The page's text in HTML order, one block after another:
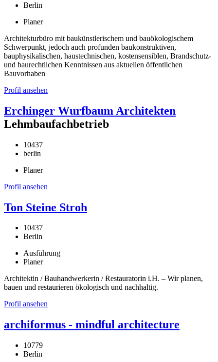
Berlin
Planer
Architekturbüro mit baukünstlerischem und bauökologischem
Schwerpunkt, jedoch auch profunden baukonstruktiven,
bauphysikalischen, haustechnischen, kostensensiblen, Brandschutz-
und baurechtlichen Kenntnissen aus aktuellen öffentlichen
Bauvorhaben
Profil ansehen
Erchinger Wurfbaum Architekten
Lehmbaufachbetrieb
10437
berlin
Planer
Profil ansehen
Ton Steine Stroh
10437
Berlin
Ausführung
Planer
Architektin / Bauhandwerkerin / Restauratorin i.H. – Wir planen,
bauen und restaurieren ökologisch und nachhaltig.
Profil ansehen
archiformus - mindful architecture
10779
Berlin